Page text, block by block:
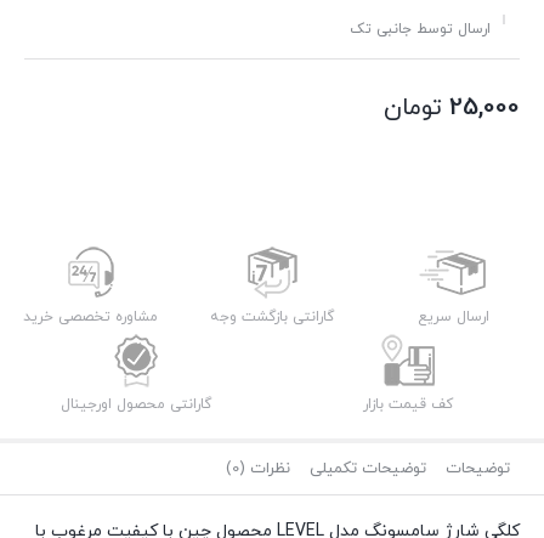
ارسال توسط جانبی تک
25,000 تومان
ارسال سریع گارانتی بازگشت وجه مشاوره تخصصی خرید
کف قیمت بازار گارانتی محصول اورجینال
توضیحات توضیحات تکمیلی نظرات (0)
کلگی شارژ سامسونگ مدل LEVEL محصول چین با کیفیت مرغوب با